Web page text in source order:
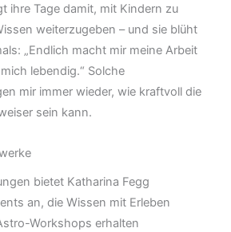
ihre Tage damit, mit Kindern zu
weiterzugeben – und sie blüht
„Endlich macht mir meine Arbeit
lebendig.“ Solche
mir immer wieder, wie kraftvoll die
sein kann.
bietet Katharina Fegg
an, die Wissen mit Erleben
Workshops erhalten